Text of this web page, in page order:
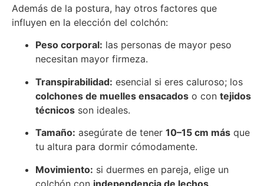
Además de la postura, hay otros factores que
influyen en la elección del colchón:
Peso corporal: las personas de mayor peso
necesitan mayor firmeza.
Transpirabilidad: esencial si eres caluroso; los
colchones de muelles ensacados o con tejidos
técnicos son ideales.
Tamaño: asegúrate de tener 10–15 cm más que
tu altura para dormir cómodamente.
Movimiento: si duermes en pareja, elige un
colchón con independencia de lechos.